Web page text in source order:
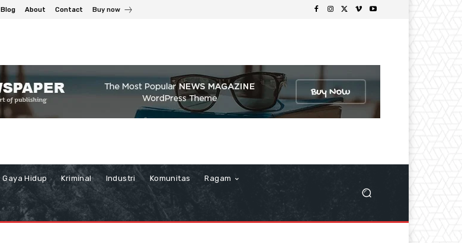
Blog About Contact Buy now
Gaya Hidup Kriminal Industri Komunitas Ragam